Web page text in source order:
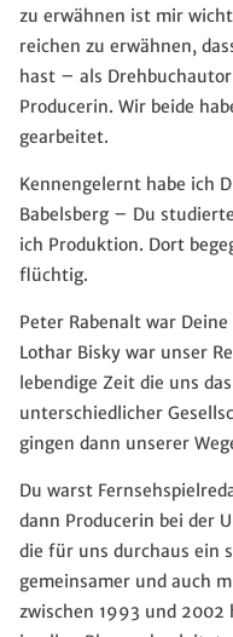
zu erwähnen ist mir
reichen zu erwähnen,
hast – als
Producerin. Wir beide
gearbeitet.
Kennengelernt habe ich
Babelsberg – Du
ich Produktion. Dort
flüchtig.
Peter Rabenalt war
Lothar Bisky war unser
lebendige Zeit die uns
unterschiedlicher
gingen dann unserer
Du warst
dann Producerin bei der
die für uns durchaus ein
gemeinsamer und auch
zwischen 1993 und